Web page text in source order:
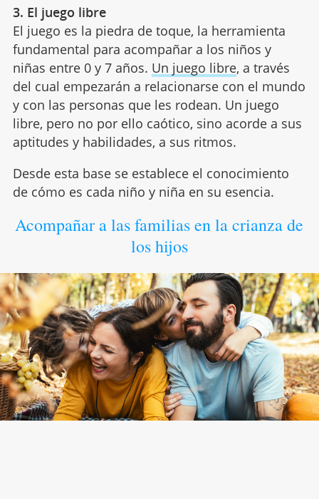
3. El juego libre
El juego es la piedra de toque, la herramienta
fundamental para acompañar a los niños y
niñas entre 0 y 7 años. Un juego libre, a través
del cual empezarán a relacionarse con el mundo
y con las personas que les rodean. Un juego
libre, pero no por ello caótico, sino acorde a sus
aptitudes y habilidades, a sus ritmos.
Desde esta base se establece el conocimiento
de cómo es cada niño y niña en su esencia.
Acompañar a las familias en la crianza de
los hijos